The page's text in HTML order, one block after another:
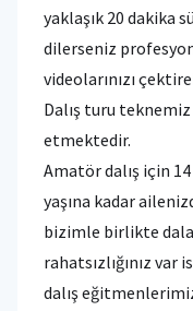
yaklaşık 20 dakika
dilerseniz
videolarınızı
Dalış turu teknemiz
etmektedir.
Amatör dalış için 14
yaşına kadar
bizimle birlikte
rahatsızlığınız var
dalış